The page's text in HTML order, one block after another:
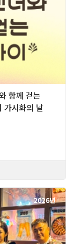
함께 걷는
가시화의 날
2026년